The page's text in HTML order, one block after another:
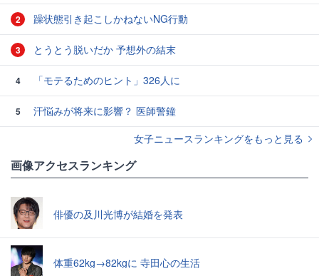
2 躁状態引き起こしかねないNG行動
3 とうとう脱いだか 予想外の結末
4 「モテるためのヒント」326人に
5
汗悩みが将来に影響？ 医師警鐘
女子ニュースランキングをもっと見る
画像アクセスランキング
俳優の及川光博が結婚を発表
体重62kg→82kgに 寺田心の生活